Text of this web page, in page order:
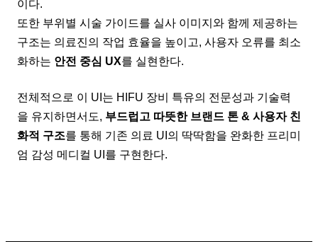
이다.
또한 부위별 시술 가이드를 실사 이미지와 함께 제공하는
구조는 의료진의 작업 효율을 높이고, 사용자 오류를 최소
화하는 안전 중심 UX를 실현한다.
전체적으로 이 UI는 HIFU 장비 특유의 전문성과 기술력
을 유지하면서도, 부드럽고 따뜻한 브랜드 톤 & 사용자 친
화적 구조를 통해 기존 의료 UI의 딱딱함을 완화한 프리미
엄 감성 메디컬 UI를 구현한다.